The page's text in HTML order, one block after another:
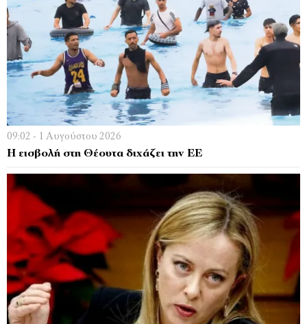
09:02 - 1 Αυγούστου 2026
Η εισβολή στη Θέουτα διχάζει την ΕΕ